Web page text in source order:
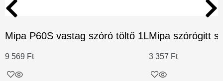
Mipa P60S vastag szóró töltő 1L
9 569 Ft
Mipa szórógitt
3 357 Ft